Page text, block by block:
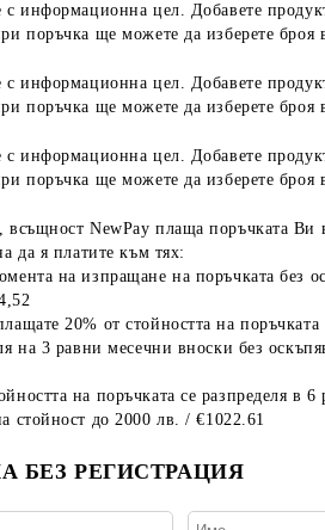
с информационна цел. Добавете
поръчка ще можете да изберете броя
с информационна цел. Добавете
поръчка ще можете да изберете броя
с информационна цел. Добавете
поръчка ще можете да изберете броя
всъщност NewPay плаща поръчката Ви
да я платите към тях:
на изпращане на поръчката без
20% от стойността на поръчката
на 3 равни месечни вноски без
на поръчката се разпределя в
стойност до 2000 лв. / €1022.61
БЕЗ РЕГИСТРАЦИЯ